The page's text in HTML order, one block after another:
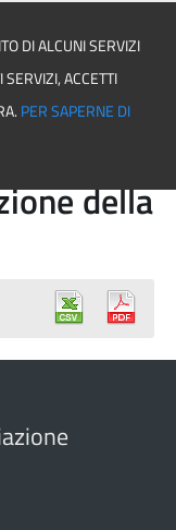
della
DI ALCUNI SERVIZI
ACCETTI
PER SAPERNE DI